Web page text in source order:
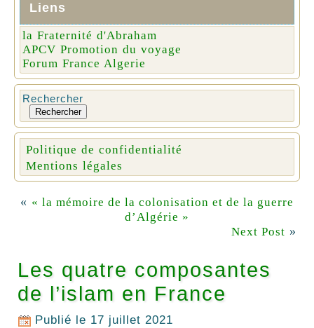
Liens
la Fraternité d'Abraham
APCV Promotion du voyage
Forum France Algerie
Rechercher
Rechercher
Politique de confidentialité
Mentions légales
« « la mémoire de la colonisation et de la guerre
d’Algérie »
Next Post »
Les quatre composantes
de l’islam en France
Publié le 17 juillet 2021